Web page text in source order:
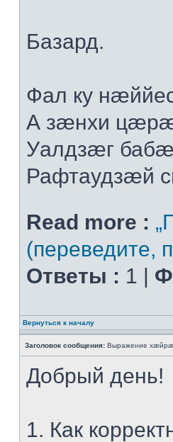
Базард.
Фал ку
А зæнхи
Уалдзæг
Рафтаудзæй
Read more :
(переведите,
Ответы : 1 |
Вернуться к началу
Заголовок сообщения: Выражение
Добрый день!
1. Как